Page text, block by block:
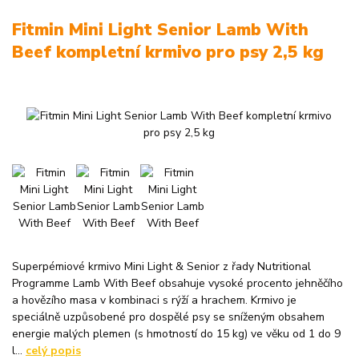
Fitmin Mini Light Senior Lamb With
Beef kompletní krmivo pro psy 2,5 kg
Superpémiové krmivo Mini Light & Senior z řady Nutritional
Programme Lamb With Beef obsahuje vysoké procento jehněčího
a hovězího masa v kombinaci s rýží a hrachem. Krmivo je
speciálně uzpůsobené pro dospělé psy se sníženým obsahem
energie malých plemen (s hmotností do 15 kg) ve věku od 1 do 9
l... celý popis